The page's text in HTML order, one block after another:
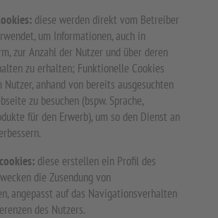
diese werden direkt vom Betreiber
um Informationen, auch in
zur Anzahl der Nutzer und über deren
zu erhalten; Funktionelle Cookies
Nutzer, anhand von bereits ausgesuchten
zu besuchen (bspw. Sprache,
für den Erwerb), um so den Dienst an
diese erstellen ein Profil des
die Zusendung von
angepasst auf das Navigationsverhalten
des Nutzers.